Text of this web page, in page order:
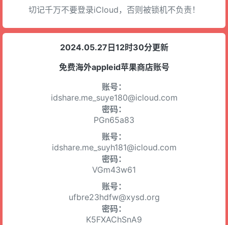
切记千万不要登录iCloud，否则被锁机不负责！
2024.05.27日12时30分更新
免费海外appleid苹果商店账号
账号：
idshare.me_suye180@icloud.com
密码：
PGn65a83
账号：
idshare.me_suyh181@icloud.com
密码：
VGm43w61
账号：
ufbre23hdfw@xysd.org
密码：
K5FXAChSnA9